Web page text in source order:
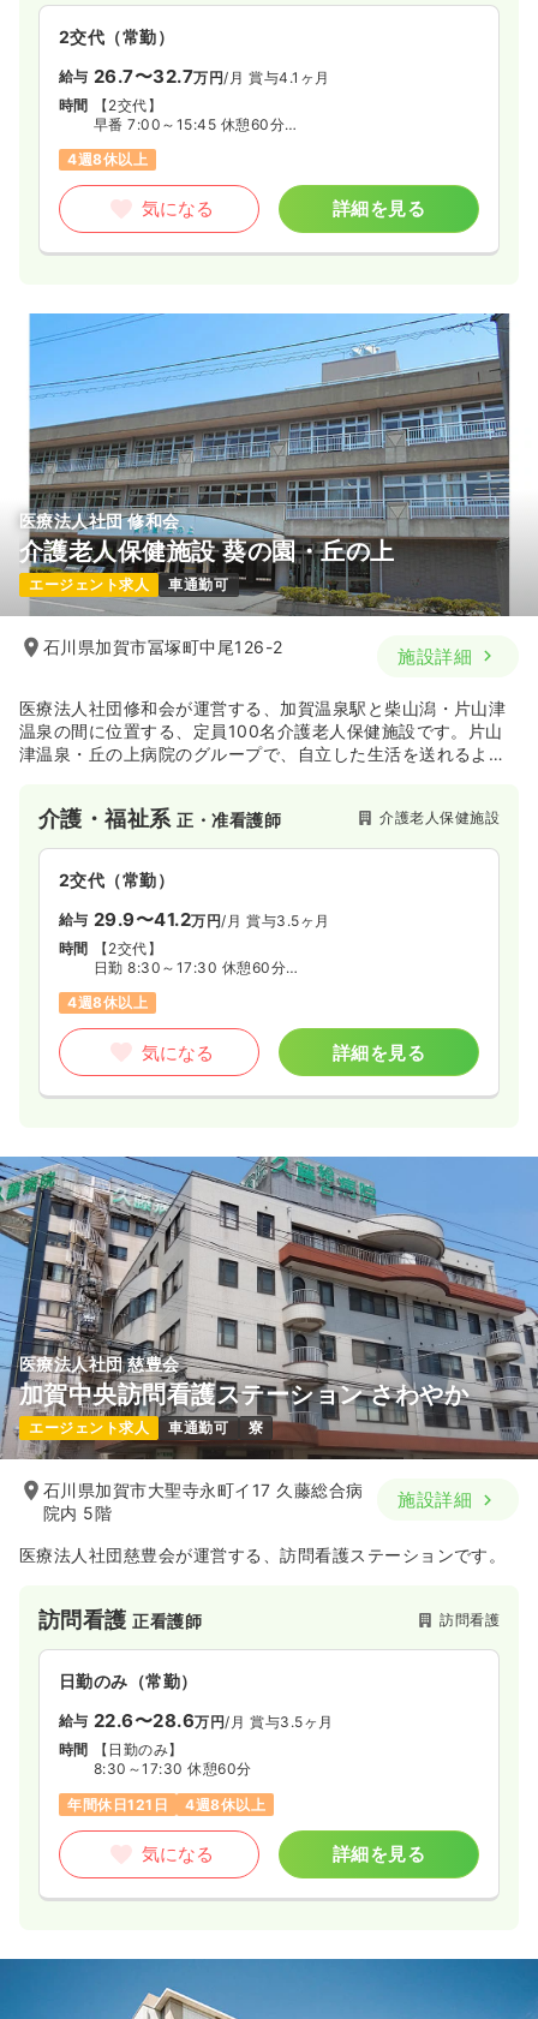
2交代（常勤）
給与 26.7〜32.7万円/月 賞与4.1ヶ月
時間
【2交代】
早番 7:00～15:45 休憩60分
遅番 12:00～20:45 休憩60分
夜勤 16:00～翌9:00 休憩60分（月4回程度）
4週8休以上
気になる 詳細を見る
医療法人社団 修和会
介護老人保健施設 葵の園・丘の上
エージェント求人 車通勤可
石川県加賀市冨塚町中尾126-2 施設詳細
医療法人社団修和会が運営する、加賀温泉駅と柴山潟・片山津
温泉の間に位置する、定員100名介護老人保健施設です。片山
津温泉・丘の上病院のグループで、自立した生活を送れるよう
介護・福祉系正・准看護師 介護老人保健施設
2交代（常勤）
給与 29.9〜41.2万円/月 賞与3.5ヶ月
時間
【2交代】
日勤 8:30～17:30 休憩60分
4週8休以上
気になる 詳細を見る
医療法人社団 慈豊会
加賀中央訪問看護ステーション さわやか
エージェント求人 車通勤可 寮
石川県加賀市大聖寺永町イ17 久藤総合病
院内 5階
施設詳細
医療法人社団慈豊会が運営する、訪問看護ステーションです。
訪問看護正看護師 訪問看護
日勤のみ（常勤）
給与 22.6〜28.6万円/月 賞与3.5ヶ月
時間
【日勤のみ】
8:30～17:30 休憩60分
年間休日121日
4週8休以上
気になる 詳細を見る